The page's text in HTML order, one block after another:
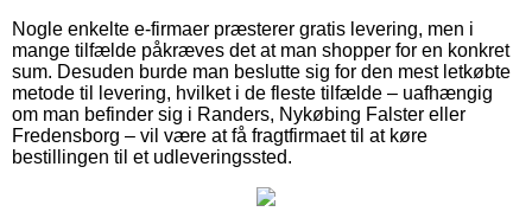
Nogle enkelte e-firmaer præsterer gratis levering, men i
mange tilfælde påkræves det at man shopper for en konkret
sum. Desuden burde man beslutte sig for den mest letkøbte
metode til levering, hvilket i de fleste tilfælde – uafhængig
om man befinder sig i Randers, Nykøbing Falster eller
Fredensborg – vil være at få fragtfirmaet til at køre
bestillingen til et udleveringssted.